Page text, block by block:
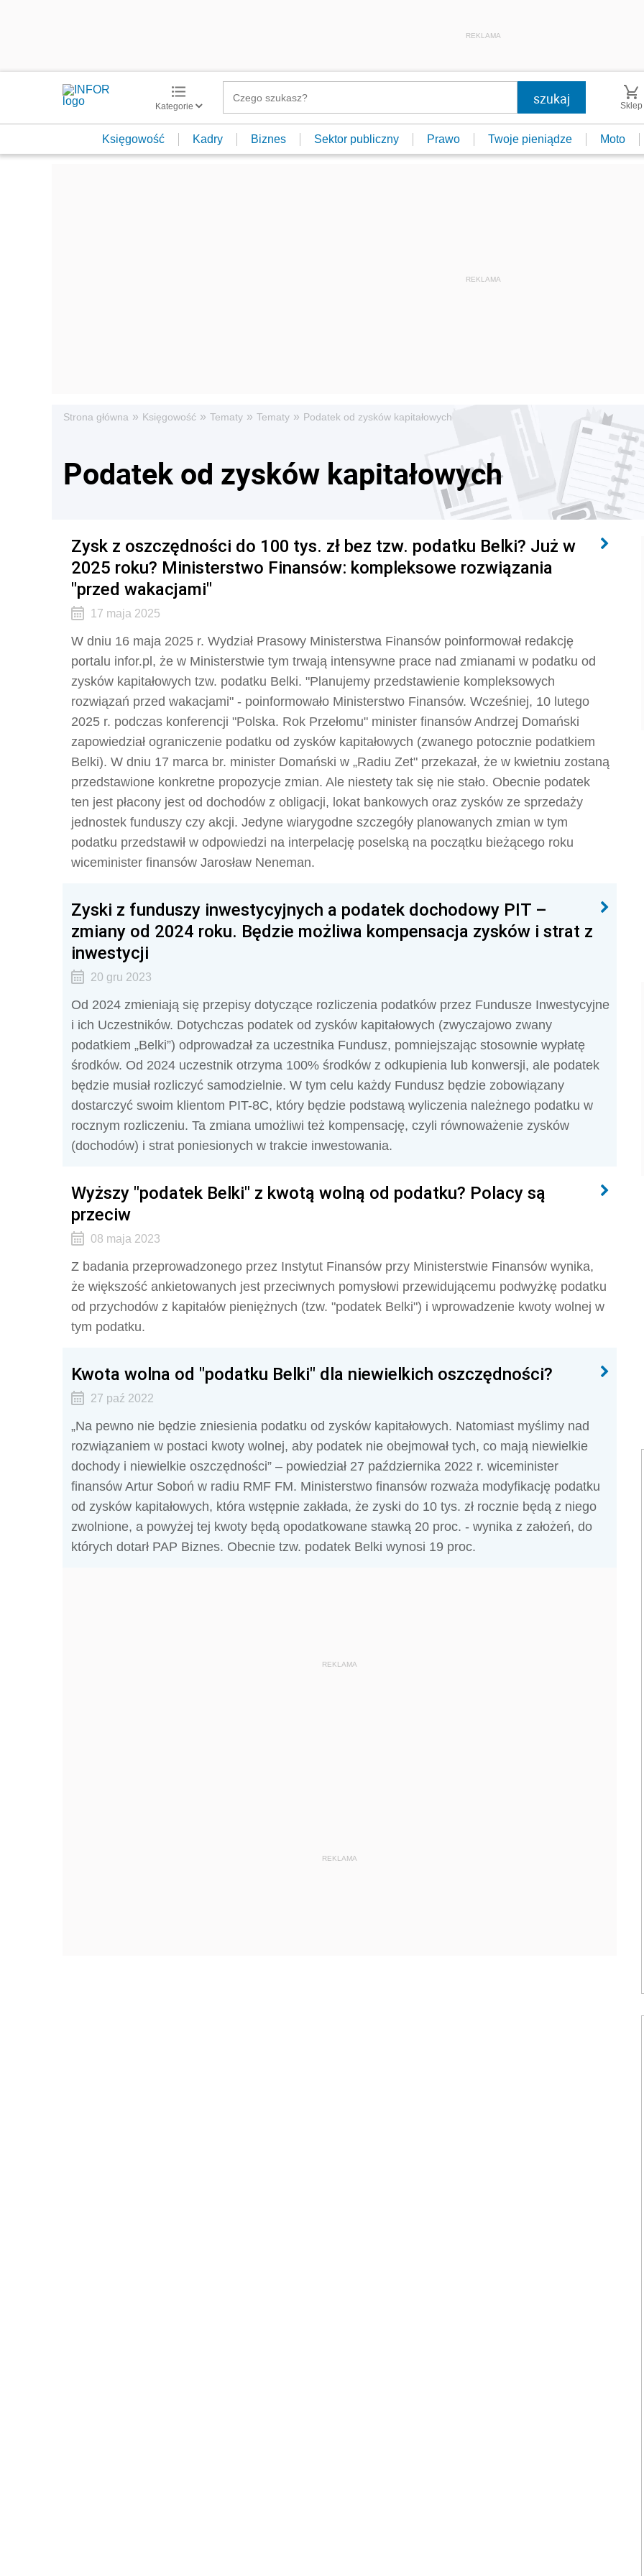
REKLAMA
Kategorie Sklep
Księgowość Kadry Biznes Sektor publiczny Prawo Twoje pieniądze Moto
Strona główna » Księgowość » Tematy » Tematy » Podatek od zysków kapitałowych
Podatek od zysków kapitałowych
Zysk z oszczędności do 100 tys. zł bez tzw. podatku Belki? Już w
2025 roku? Ministerstwo Finansów: kompleksowe rozwiązania
"przed wakacjami"
17 maja 2025
W dniu 16 maja 2025 r. Wydział Prasowy Ministerstwa Finansów poinformował redakcję
portalu infor.pl, że w Ministerstwie tym trwają intensywne prace nad zmianami w podatku od
zysków kapitałowych tzw. podatku Belki. "Planujemy przedstawienie kompleksowych
rozwiązań przed wakacjami" - poinformowało Ministerstwo Finansów. Wcześniej, 10 lutego
2025 r. podczas konferencji "Polska. Rok Przełomu" minister finansów Andrzej Domański
zapowiedział ograniczenie podatku od zysków kapitałowych (zwanego potocznie podatkiem
Belki). W dniu 17 marca br. minister Domański w „Radiu Zet" przekazał, że w kwietniu zostaną
przedstawione konkretne propozycje zmian. Ale niestety tak się nie stało. Obecnie podatek
ten jest płacony jest od dochodów z obligacji, lokat bankowych oraz zysków ze sprzedaży
jednostek funduszy czy akcji. Jedyne wiarygodne szczegóły planowanych zmian w tym
podatku przedstawił w odpowiedzi na interpelację poselską na początku bieżącego roku
wiceminister finansów Jarosław Neneman.
Zyski z funduszy inwestycyjnych a podatek dochodowy PIT –
zmiany od 2024 roku. Będzie możliwa kompensacja zysków i strat z
inwestycji
20 gru 2023
Od 2024 zmieniają się przepisy dotyczące rozliczenia podatków przez Fundusze Inwestycyjne
i ich Uczestników. Dotychczas podatek od zysków kapitałowych (zwyczajowo zwany
podatkiem „Belki”) odprowadzał za uczestnika Fundusz, pomniejszając stosownie wypłatę
środków. Od 2024 uczestnik otrzyma 100% środków z odkupienia lub konwersji, ale podatek
będzie musiał rozliczyć samodzielnie. W tym celu każdy Fundusz będzie zobowiązany
dostarczyć swoim klientom PIT-8C, który będzie podstawą wyliczenia należnego podatku w
rocznym rozliczeniu. Ta zmiana umożliwi też kompensację, czyli równoważenie zysków
(dochodów) i strat poniesionych w trakcie inwestowania.
Wyższy "podatek Belki" z kwotą wolną od podatku? Polacy są
przeciw
08 maja 2023
Z badania przeprowadzonego przez Instytut Finansów przy Ministerstwie Finansów wynika,
że większość ankietowanych jest przeciwnych pomysłowi przewidującemu podwyżkę podatku
od przychodów z kapitałów pieniężnych (tzw. "podatek Belki") i wprowadzenie kwoty wolnej w
tym podatku.
Kwota wolna od "podatku Belki" dla niewielkich oszczędności?
27 paź 2022
„Na pewno nie będzie zniesienia podatku od zysków kapitałowych. Natomiast myślimy nad
rozwiązaniem w postaci kwoty wolnej, aby podatek nie obejmował tych, co mają niewielkie
dochody i niewielkie oszczędności” – powiedział 27 października 2022 r. wiceminister
finansów Artur Soboń w radiu RMF FM. Ministerstwo finansów rozważa modyfikację podatku
od zysków kapitałowych, która wstępnie zakłada, że zyski do 10 tys. zł rocznie będą z niego
zwolnione, a powyżej tej kwoty będą opodatkowane stawką 20 proc. - wynika z założeń, do
których dotarł PAP Biznes. Obecnie tzw. podatek Belki wynosi 19 proc.
REKLAMA
REKLAMA